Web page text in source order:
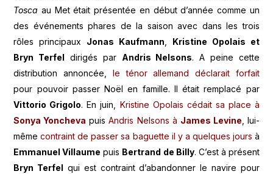
Tosca au Met était présentée en début d’année comme un
des événements phares de la saison avec dans les trois
rôles principaux Jonas Kaufmann
Kristine Opolais et
Bryn Terfel dirigés par Andris Nelsons. A peine cette
distribution annoncée, le ténor allemand déclarait forfait
pour pouvoir passer Noël en famille. Il était remplacé par
Vittorio Grigolo. En juin, Kristine Opolais cédait sa place à
Sonya Yoncheva puisAndris Nelsons à James Levine , lui-
mêmecontraint de passer sa baguette il y a quelques jours à
Emmanuel Villaume puis Bertrand de Billy. C’est à présent
Bryn Terfel qui est contraint d’abandonner le navire pour